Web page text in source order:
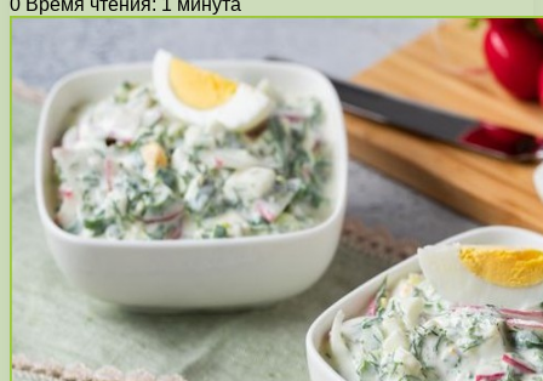
0 Время чтения: 1 минута